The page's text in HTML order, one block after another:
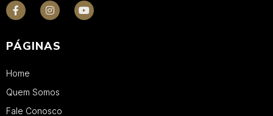
PÁGINAS
Home
Quem Somos
Fale Conosco